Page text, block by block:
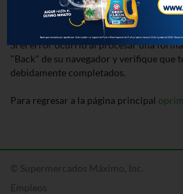
Detalle del Error:El producto que
descontinuado.
Si el error ocurrió al procesar una
"Back" de su navegador y verifique que
debidamente completados.
Para regresar a la página principal
© Supermercados Máximo, Inc.
Empleos